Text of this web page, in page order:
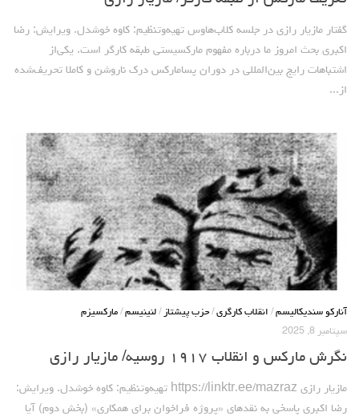
گفتار مازیار رازی در جلسه کلاب‌هاوس تهیه‌وتنظیم: کاوه خوشدل. ویرایش: رضا
اکبری بحث امروز ما درباره مفهوم مارکسیستی ‌طبقه کارگر است. یکی‌از
اشتباهات رایج بین‌المللی در دوران پسا‌مارکس درک ناروشن و کاملا تحریف‌شده
از...
آنارکو سندیکالیسم / انقلاب کارگری / حزب پیشتاز / لنینیسم / مارکسیزم
سپتامبر 8, 2025
نگرش مارکس و انقلاب ۱۹۱۷ روسیه/ مازیار رازی
مازیار رازی https://linktr.ee/mazraz تهیه‌وتنظیم: کاوه خوشدل. ویرایش:
رضا اکبری پاسخی به نقدهای «پروژه فراخوان برای همکاری» (بخش دوم) آیا